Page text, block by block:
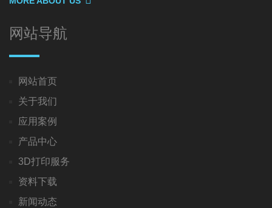
网站导航
网站首页
关于我们
应用案例
产品中心
3D打印服务
资料下载
新闻动态